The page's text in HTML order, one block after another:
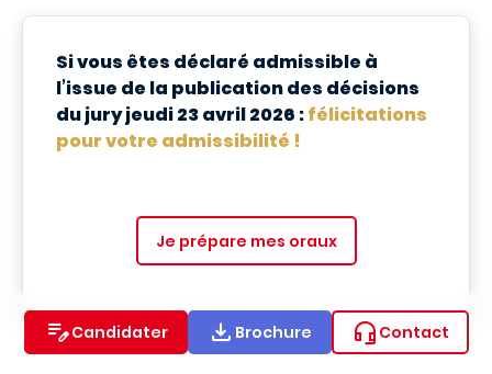
Candidater Brochure Contact
Si vous êtes déclaré admissible à
l’issue de la publication des décisions
du jury jeudi 23 avril 2026 :félicitations
pour votre admissibilité !
Je prépare mes oraux